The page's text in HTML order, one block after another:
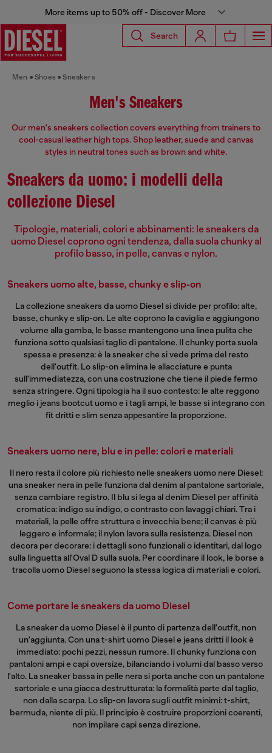
More items up to 50% off - Discover More
Search
Men Shoes Sneakers
Men's Sneakers
Our men's sneakers collection covers everything from trainers to
cool-casual leather high tops. Shop leather, suede and canvas
styles in neutral tones such as brown and white.
Sneakers da uomo: i modelli della
collezione Diesel
Tipologie, materiali, colori e abbinamenti: le sneakers da
uomo Diesel coprono ogni tendenza, dalla suola chunky al
profilo basso, in pelle, canvas e nylon.
Sneakers uomo alte, basse, chunky e slip-on
La collezione sneakers da uomo Diesel si divide per profilo: alte,
basse, chunky e slip-on. Le alte coprono la caviglia e aggiungono
volume alla gamba, le basse mantengono una linea pulita che
funziona sotto qualsiasi taglio di pantalone. Il chunky porta suola
spessa e presenza: è la sneaker che si vede prima del resto
dell'outfit. Lo slip-on elimina le allacciature e punta
sull'immediatezza, con una costruzione che tiene il piede fermo
senza stringere. Ogni tipologia ha il suo contesto: le alte reggono
meglio i jeans bootcut uomoe i tagli ampi, le basse si integrano con
fit dritti e slim senza appesantire la proporzione.
Sneakers uomo nere, blu e in pelle: colori e materiali
Il nero resta il colore più richiesto nelle sneakers uomo nere Diesel:
una sneaker nera in pelle funziona dal denim al pantalone sartoriale,
senza cambiare registro. Il blu si lega al denim Diesel per affinità
cromatica: indigo su indigo, o contrasto con lavaggi chiari. Tra i
materiali, la pelle offre struttura e invecchia bene; il canvas è più
leggero e informale; il nylon lavora sulla resistenza. Diesel non
decora per decorare: i dettagli sono funzionali o identitari, dal logo
sulla linguetta all'Oval D sulla suola. Per coordinare il look, le borse a
tracolla uomoDiesel seguono la stessa logica di materiali e colori.
Come portare le sneakers da uomo Diesel
La sneaker da uomo Diesel è il punto di partenza dell'outfit, non
un'aggiunta. Con unat-shirt uomoDiesel e jeans dritti il look è
immediato: pochi pezzi, nessun rumore. Il chunky funziona con
pantaloni ampi e capi oversize, bilanciando i volumi dal basso verso
l'alto. La sneaker bassa in pelle nera si porta anche con un pantalone
sartoriale e una giacca destrutturata: la formalità parte dal taglio,
non dalla scarpa. Lo slip-on lavora sugli outfit minimi: t-shirt,
bermuda, niente di più. Il principio è costruire proporzioni coerenti,
non impilare capi senza direzione.